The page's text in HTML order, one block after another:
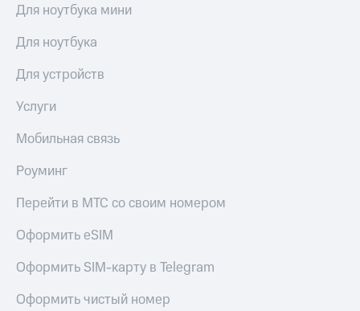
Для ноутбука мини
Для ноутбука
Для устройств
Услуги
Мобильная связь
Роуминг
Перейти в МТС со своим номером
Оформить eSIM
Оформить SIM-карту в Telegram
Оформить чистый номер